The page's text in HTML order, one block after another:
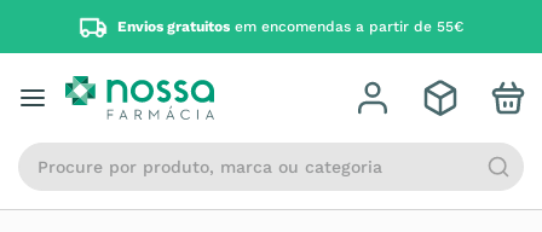
Envios gratuitos em encomendas a partir de 55€
Procure por produto, marca ou categoria